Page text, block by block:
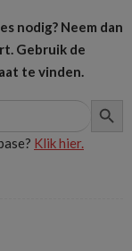
nodig? Neem dan
Gebruik de
te vinden.
Klik hier.